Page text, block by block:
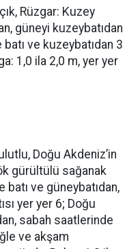
Rüzgar: Kuzey
güneyi kuzeybatıdan
ve kuzeybatıdan 3
1,0 ila 2,0 m, yer yer
Doğu Akdeniz’in
gürültülü sağanak
batı ve güneybatıdan,
yer yer 6; Doğu
sabah saatlerinde
ve akşam